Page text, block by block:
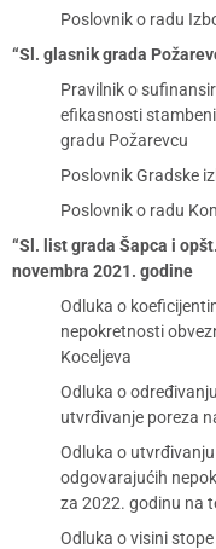
Poslovnik o radu
“Sl. glasnik grada
Pravilnik o
efikasnosti
gradu Požarevcu
Poslovnik Gradske
Poslovnik o radu
“Sl. list grada Šapca i
novembra 2021. godine
Odluka o
nepokretnosti
Koceljeva
Odluka o
utvrđivanje poreza
Odluka o
odgovarajućih
za 2022. godinu na
Odluka o visini